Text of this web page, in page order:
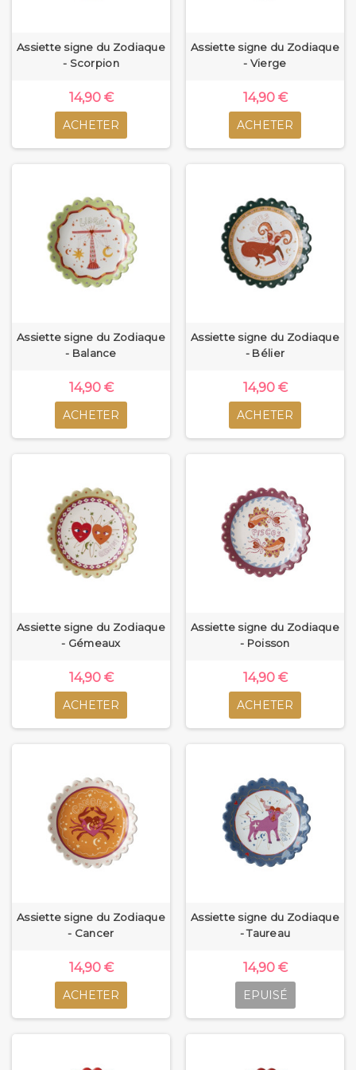
Assiette signe du Zodiaque
- Scorpion
14,90 €
ACHETER
Assiette signe du Zodiaque
- Vierge
14,90 €
ACHETER
Assiette signe du Zodiaque
- Balance
14,90 €
ACHETER
Assiette signe du Zodiaque
- Bélier
14,90 €
ACHETER
Assiette signe du Zodiaque
- Gémeaux
14,90 €
ACHETER
Assiette signe du Zodiaque
- Poisson
14,90 €
ACHETER
Assiette signe du Zodiaque
- Cancer
14,90 €
ACHETER
Assiette signe du Zodiaque
- Taureau
14,90 €
EPUISÉ